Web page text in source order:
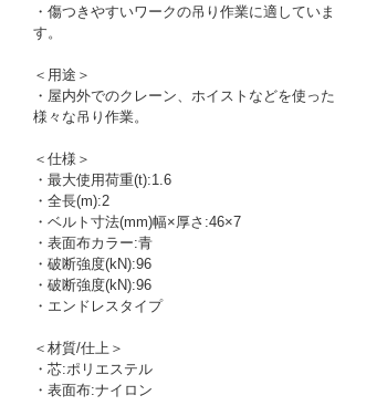
・傷つきやすいワークの吊り作業に適していま
す。
＜用途＞
・屋内外でのクレーン、ホイストなどを使った
様々な吊り作業。
＜仕様＞
・最大使用荷重(t):1.6
・全長(m):2
・ベルト寸法(mm)幅×厚さ:46×7
・表面布カラー:青
・破断強度(kN):96
・破断強度(kN):96
・エンドレスタイプ
＜材質/仕上＞
・芯:ポリエステル
・表面布:ナイロン